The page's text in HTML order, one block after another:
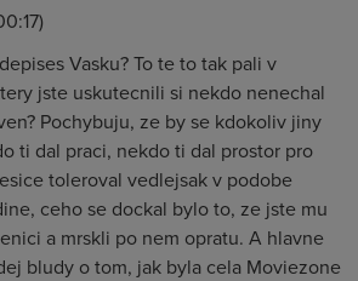
Vasku? To te to tak pali v
jste uskutecnili si nekdo nenechal
Pochybuju, ze by se kdokoliv jiny
ti dal praci, nekdo ti dal prostor pro
toleroval vedlejsak v podobe
ceho se dockal bylo to, ze jste mu
a mrskli po nem opratu. A hlavne
bludy o tom, jak byla cela Moviezone